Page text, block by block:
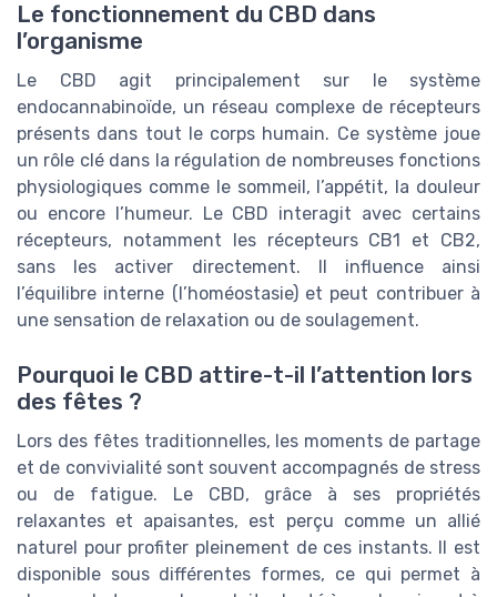
Le fonctionnement du CBD dans
l’organisme
Le CBD agit principalement sur le système
endocannabinoïde, un réseau complexe de récepteurs
présents dans tout le corps humain. Ce système joue
un rôle clé dans la régulation de nombreuses fonctions
physiologiques comme le sommeil, l’appétit, la douleur
ou encore l’humeur. Le CBD interagit avec certains
récepteurs, notamment les récepteurs CB1 et CB2,
sans les activer directement. Il influence ainsi
l’équilibre interne (l’homéostasie) et peut contribuer à
une sensation de relaxation ou de soulagement.
Pourquoi le CBD attire-t-il l’attention lors
des fêtes ?
Lors des fêtes traditionnelles, les moments de partage
et de convivialité sont souvent accompagnés de stress
ou de fatigue. Le CBD, grâce à ses propriétés
relaxantes et apaisantes, est perçu comme un allié
naturel pour profiter pleinement de ces instants. Il est
disponible sous différentes formes, ce qui permet à